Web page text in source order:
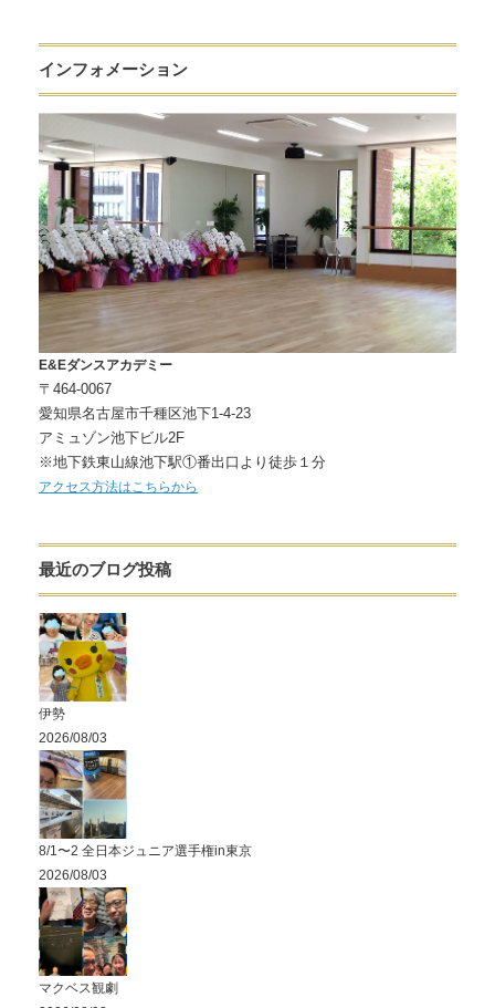
インフォメーション
E&Eダンスアカデミー
〒464-0067
愛知県名古屋市千種区池下1-4-23
アミュゾン池下ビル2F
※地下鉄東山線池下駅①番出口より徒歩１分
アクセス方法はこちらから
最近のブログ投稿
伊勢
2026/08/03
8/1〜2 全日本ジュニア選手権in東京
2026/08/03
マクベス観劇